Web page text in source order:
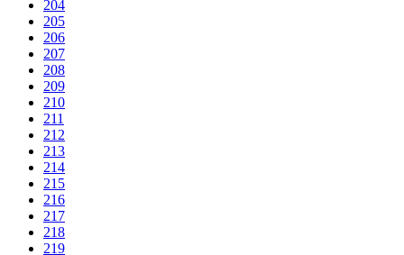
204
205
206
207
208
209
210
211
212
213
214
215
216
217
218
219